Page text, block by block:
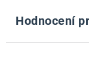
Hodnocení